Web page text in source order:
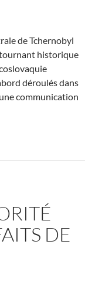
de Tchernobyl
historique
déroulés dans
communication
DE